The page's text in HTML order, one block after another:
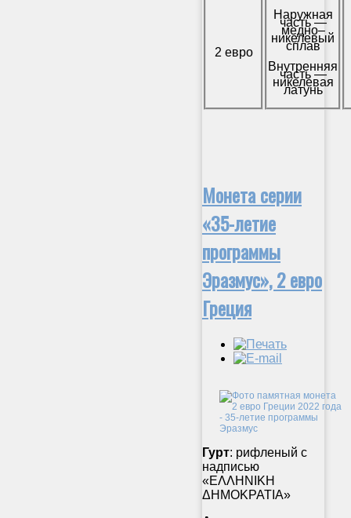
2 евро
Наружная
часть —
медно–
никелевый
сплав
Внутренняя
часть —
никелевая
латунь
Монета серии
«35-летие
программы
Эразмус», 2 евро
Греция
Гурт: рифленый с
надписью
«ΕΛΛΗΝΙΚΗ
ΔΗΜΟΚΡΑΤΙΑ»